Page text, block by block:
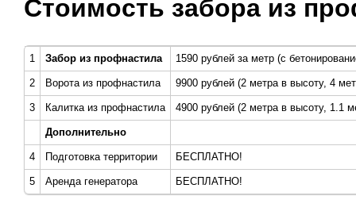
Стоимость забора из
1 Забор из профнастила 1590 рублей за метр (с
2 Ворота из профнастила 9900 рублей (2 метра в высоту, 4
3 Калитка из профнастила 4900 рублей (2 метра в высоту, 1.1
Дополнительно
4 Подготовка территории БЕСПЛАТНО!
5 Аренда генератора БЕСПЛАТНО!